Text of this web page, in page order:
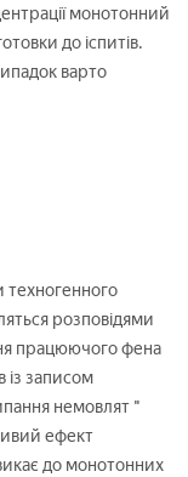
монотонний
до іспитів.
варто
техногенного
розповідями
працюючого фена
із записом
немовлят "
ефект
до монотонних